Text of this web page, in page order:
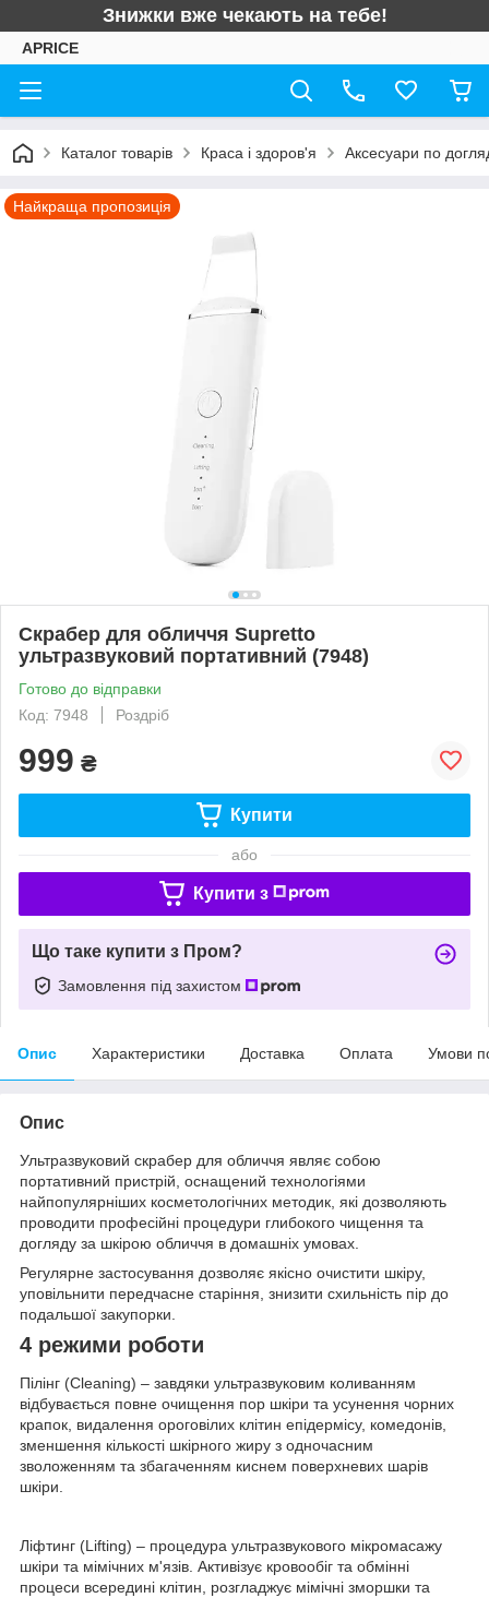
Знижки вже чекають на тебе!
APRICE
Каталог товарів Краса і здоров'я Аксесуари по
Найкраща пропозиція
Скрабер для обличчя Supretto
ультразвуковий портативний (7948)
Готово до відправки
Код: 7948
Роздріб
999 ₴
Купити
або
Купити з
Що таке купити з Пром?
Замовлення під захистом
Опис Характеристики Доставка Оплата Умови
Опис
Ультразвуковий скрабер для обличчя являє собою
портативний пристрій, оснащений технологіями
найпопулярніших косметологічних методик, які дозволяють
проводити професійні процедури глибокого чищення та
догляду за шкірою обличчя в домашніх умовах.
Регулярне застосування дозволяє якісно очистити шкіру,
уповільнити передчасне старіння, знизити схильність пір до
подальшої закупорки.
4 режими роботи
Пілінг (Cleaning) – завдяки ультразвуковим коливанням
відбувається повне очищення пор шкіри та усунення чорних
крапок, видалення ороговілих клітин епідермісу, комедонів,
зменшення кількості шкірного жиру з одночасним
зволоженням та збагаченням киснем поверхневих шарів
шкіри.
Ліфтинг (Lifting) – процедура ультразвукового мікромасажу
шкіри та мімічних м'язів. Активізує кровообіг та обмінні
процеси всередині клітин, розгладжує мімічні зморшки та